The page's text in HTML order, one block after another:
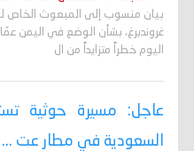
بيان منسوب إلى المبعوث الخاص
اليوم خطراً متزايداً من ال
عاجل: مسيرة حوثية
السعودية في مطار عت ...